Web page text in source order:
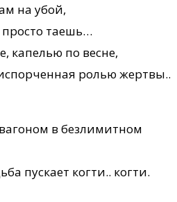
на убой,
таешь…
капелью по весне,
ролью жертвы..
в безлимитном
пускает когти.. когти.